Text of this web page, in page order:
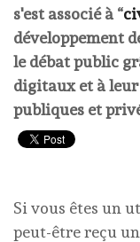
s'est associé à “
développement
le débat public
digitaux et à
publiques et
Si vous êtes un
peut-être reçu